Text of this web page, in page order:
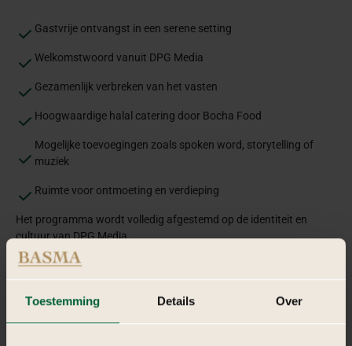
Toestemming Details Over
Gastvrije ontvangst in een serene setting
Welkomstwoord vanuit DPG Media
Gezamenlijk verbreken van het vasten
Hoogwaardige halal catering door Bocha Food
Mogelijke toevoegingen zoals spoken word, storytelling of
muziek
Ruimte voor ontmoeting en verdieping
Het programma wordt volledig afgestemd op de identiteit en
cultuur van DPG Media.